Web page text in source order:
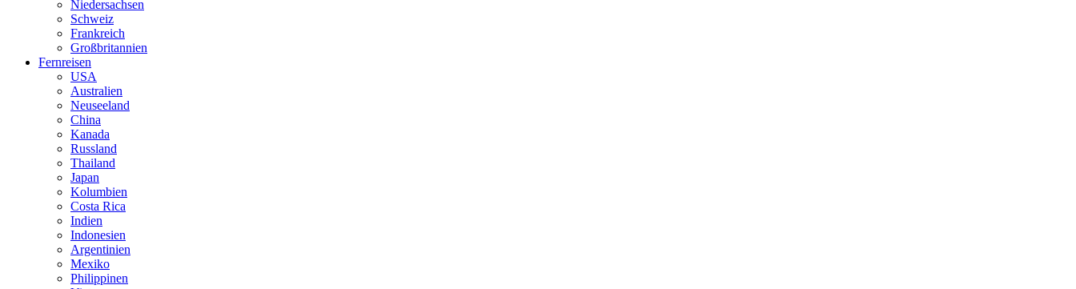
Niedersachsen
Schweiz
Frankreich
Großbritannien
Fernreisen
USA
Australien
Neuseeland
China
Kanada
Russland
Thailand
Japan
Kolumbien
Costa Rica
Indien
Indonesien
Argentinien
Mexiko
Philippinen